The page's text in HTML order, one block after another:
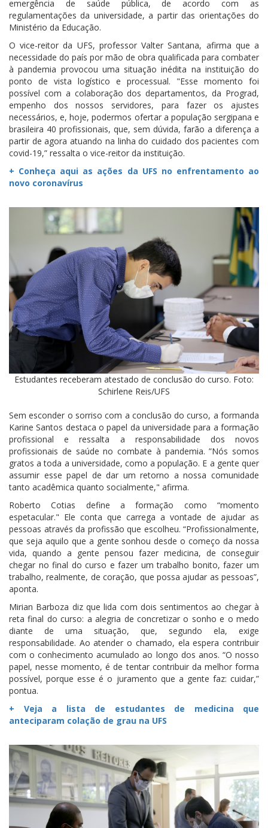
emergência de saúde pública, de acordo com as
regulamentações da universidade, a partir das orientações do
Ministério da Educação.
O vice-reitor da UFS, professor Valter Santana, afirma que a
necessidade do país por mão de obra qualificada para combater
à pandemia provocou uma situação inédita na instituição do
ponto de vista logístico e processual. "Esse momento foi
possível com a colaboração dos departamentos, da Prograd,
empenho dos nossos servidores, para fazer os ajustes
necessários, e, hoje, podermos ofertar a população sergipana e
brasileira 40 profissionais, que, sem dúvida, farão a diferença a
partir de agora atuando na linha do cuidado dos pacientes com
covid-19,” ressalta o vice-reitor da instituição.
+ Conheça aqui as ações da UFS no enfrentamento ao
novo coronavírus
Estudantes receberam atestado de conclusão do curso. Foto:
Schirlene Reis/UFS
Sem esconder o sorriso com a conclusão do curso, a formanda
Karine Santos destaca o papel da universidade para a formação
profissional e ressalta a responsabilidade dos novos
profissionais de saúde no combate à pandemia. ”Nós somos
gratos a toda a universidade, como a população. E a gente quer
assumir esse papel de dar um retorno a nossa comunidade
tanto acadêmica quanto socialmente," afirma.
Roberto Cotias define a formação como “momento
espetacular." Ele conta que carrega a vontade de ajudar as
pessoas através da profissão que escolheu. “Profissionalmente,
que seja aquilo que a gente sonhou desde o começo da nossa
vida, quando a gente pensou fazer medicina, de conseguir
chegar no final do curso e fazer um trabalho bonito, fazer um
trabalho, realmente, de coração, que possa ajudar as pessoas”,
aponta.
Mirian Barboza diz que lida com dois sentimentos ao chegar à
reta final do curso: a alegria de concretizar o sonho e o medo
diante de uma situação, que, segundo ela, exige
responsabilidade. Ao atender o chamado, ela espera contribuir
com o conhecimento acumulado ao longo dos anos. “O nosso
papel, nesse momento, é de tentar contribuir da melhor forma
possível, porque esse é o juramento que a gente faz: cuidar,”
pontua.
+ Veja a lista de estudantes de medicina que
anteciparam colação de grau na UFS